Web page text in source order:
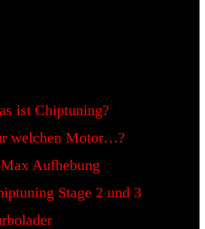
ist Chiptuning?
welchen Motor…?
Aufhebung
Stage 2 und 3